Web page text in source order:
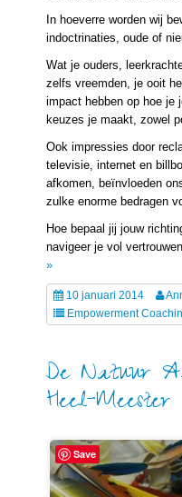
In hoeverre worden wij
indoctrinaties, oude of
Wat je ouders,
zelfs vreemden, je ooit
impact hebben op hoe je
keuzes je maakt, zowel
Ook impressies door
televisie, internet en
afkomen, beïnvloeden
zulke enorme bedragen
Hoe bepaal jij jouw
navigeer je vol
»
10 januari 2014
Empowerment
De Natuur
Heel-Meester
Save